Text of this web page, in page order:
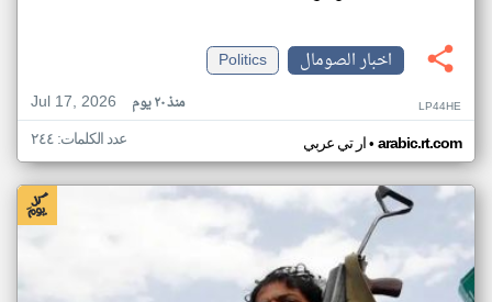
اخبار الصومال
Politics
Jul 17, 2026
منذ ٢٠ يوم LP44HE
ار تي عربي• arabic.rt.com عدد الكلمات: ٢٤٤